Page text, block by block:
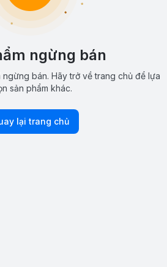
ngừng bán
ngừng bán. Hãy trở về trang chủ để lựa
sản phẩm khác.
lại trang chủ